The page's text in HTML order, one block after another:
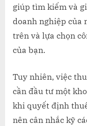
giúp tìm kiếm và
doanh nghiệp của
trên và lựa chọn
của bạn.
Tuy nhiên, việc
cần đầu tư một
khi quyết định
nên cân nhắc kỹ